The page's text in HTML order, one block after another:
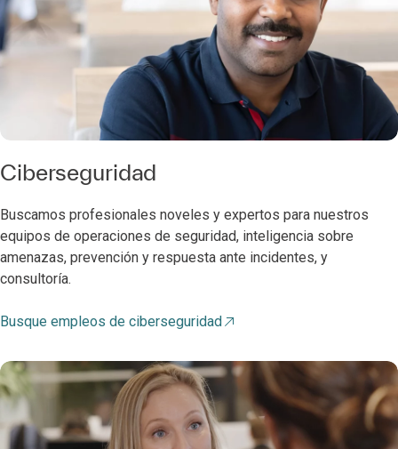
Ciberseguridad
Buscamos profesionales noveles y expertos para nuestros
equipos de operaciones de seguridad, inteligencia sobre
amenazas, prevención y respuesta ante incidentes, y
consultoría.
Busque empleos de ciberseguridad